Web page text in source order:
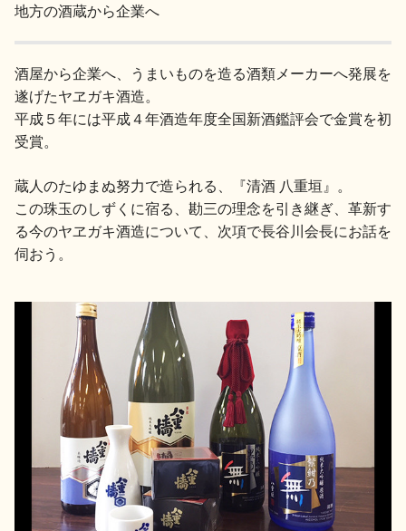
地方の酒蔵から企業へ
酒屋から企業へ、うまいものを造る酒類メーカーへ発展を
遂げたヤヱガキ酒造。
平成５年には平成４年酒造年度全国新酒鑑評会で金賞を初
受賞。
蔵人のたゆまぬ努力で造られる、『清酒 八重垣』。
この珠玉のしずくに宿る、勘三の理念を引き継ぎ、革新す
る今のヤヱガキ酒造について、次項で長谷川会長にお話を
伺おう。